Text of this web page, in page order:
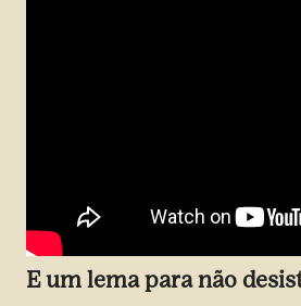
E um lema para não